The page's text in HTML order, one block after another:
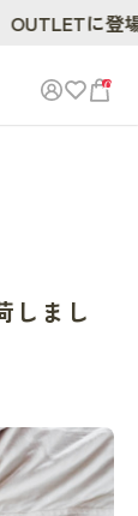
0
しまし
に登場